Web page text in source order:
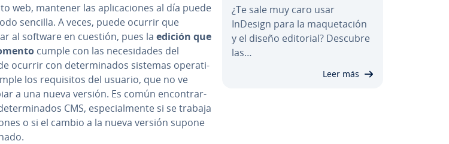
web, mantener las apli­ca­cio­nes al día puede
sencilla. A veces, puede ocurrir que
al software en cuestión, pues la edición que
cumple con las ne­ce­si­da­des del
ocurrir con de­te­r­mi­na­dos sistemas ope­ra­ti­
los re­qui­si­tos del usuario, que no ve
a una nueva versión. Es común en­co­n­trar­
CMS, es­pe­cia­l­me­n­te si se trabaja
o si el cambio a la nueva versión supone
¿Te sale muy caro usar
InDesign para la ma­que­ta­ción
y el diseño editorial? Descubre
las…
Leer más